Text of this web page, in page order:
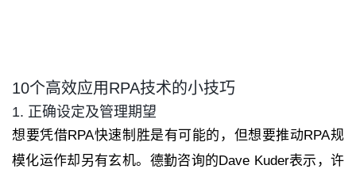
10个高效应用RPA技术的小技巧
1. 正确设定及管理期望
想要凭借RPA快速制胜是有可能的，但想要推动RPA规
模化运作却另有玄机。德勤咨询的Dave Kuder表示，许